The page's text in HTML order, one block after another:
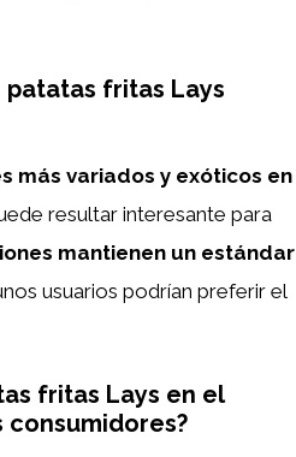
patatas fritas Lays
más variados y exóticos en
resultar interesante para
mantienen un estándar
usuarios podrían preferir el
fritas Lays en el